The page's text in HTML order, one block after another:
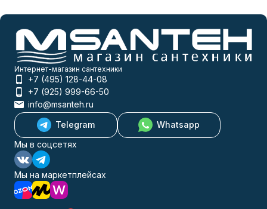
Интернет-магазин сантехники
+7 (495) 128-44-08
+7 (925) 999-66-50
info@msanteh.ru
Telegram
Whatsapp
Мы в соцсетях
Мы на маркетплейсах